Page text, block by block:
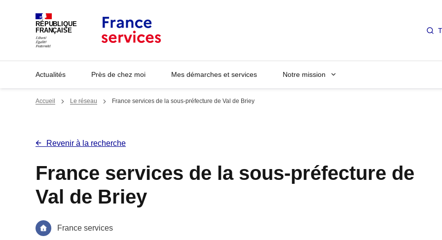
RÉPUBLIQUE
FRANÇAISE
Actualités Près de chez moi Mes démarches et services Notre mission
Accueil Le réseau France services de la sous-préfecture de Val de Briey
Revenir à la recherche
France services de la sous-préfecture de
Val de Briey
France services